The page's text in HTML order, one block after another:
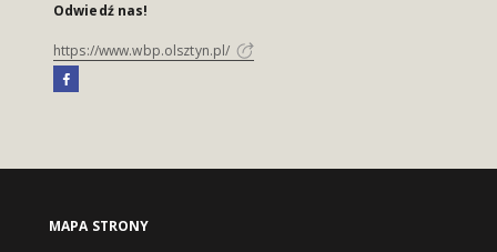
Odwiedź nas!
https://www.wbp.olsztyn.pl/
MAPA STRONY